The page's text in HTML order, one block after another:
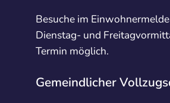
Besuche im
Dienstag- und
Termin möglich.
Gemeindlicher